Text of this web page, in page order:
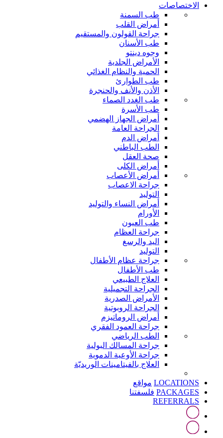
الاختصاصات
طب السمنة
أمراض القلب
جراحة القولون والمستقيم
طب الأسنان
وجوه دينتو
الأمراض الجلدية
الحمية والنظام الغذائي
طب الطوارئ
الأذن والأنف والحنجرة
طب الغدد الصماء
طب الأسرة
أمراض الجهاز الهضمي
الجراحة العامة
أمراض الدم
الطب الباطني
صحة العقل
أمراض الكلى
أمراض الأعصاب
جراحة الاعصاب
التوليد
أمراض النساء والتوليد
الأورام
طب العيون
جراحة العظام
اليد والرسغ
التوليد
جراحة عظام الأطفال
طب الأطفال
العلاج الطبيعي
الجراحة التجميلية
الأمراض الصدرية
الجراحة الروبوتية
أمراض الروماتيزم
جراحة العمود الفقري
الطب الرياضي
جراحة المسالك البولية
جراحة الأوعية الدموية
العلاج بالفيتامينات الوريديّة
LOCATIONS مواقع
PACKAGES فلسفتنا
REFERRALS